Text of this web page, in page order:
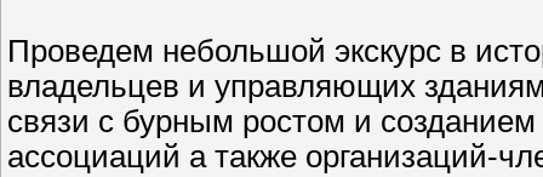
Проведем небольшой экскурс в
владельцев и управляющих
связи с бурным ростом и
ассоциаций а также организаций-